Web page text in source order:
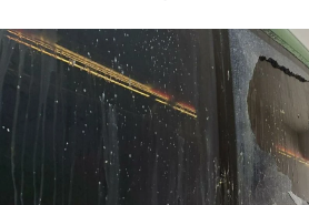
KÜLTÜR SANAT
MAGAZİN
POLİTİKA